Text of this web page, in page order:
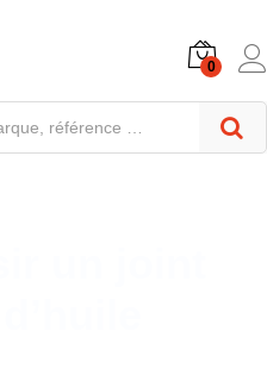
0